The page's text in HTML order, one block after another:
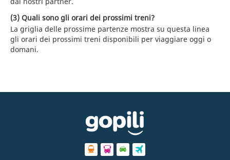
(3) Quali sono gli orari dei prossimi treni?
La griglia delle prossime partenze mostra su questa linea
gli orari dei prossimi treni disponibili per viaggiare oggi o
domani.